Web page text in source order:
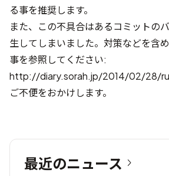
る事を推奨します。
また、この不具合はあるコミットの
生してしまいました。対策などを含
事を参照してください:
http://diary.sorah.jp/2014/02/28/
ご不便をおかけします。
最近のニュース